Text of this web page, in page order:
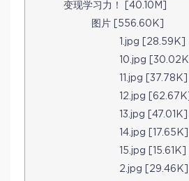
变现学习力！ [40.10M]
图片 [556.60K]
1.jpg [28.59K]
10.jpg [30.02K]
11.jpg [37.78K]
12.jpg [62.67K]
13.jpg [47.01K]
14.jpg [17.65K]
15.jpg [15.61K]
2.jpg [29.46K]